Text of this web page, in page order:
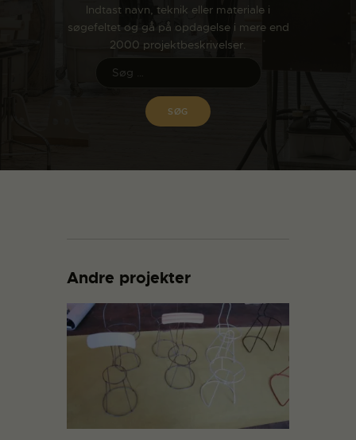
Indtast navn, teknik eller materiale i
søgefeltet og gå på opdagelse i mere end
2000 projektbeskrivelser.
Andre projekter